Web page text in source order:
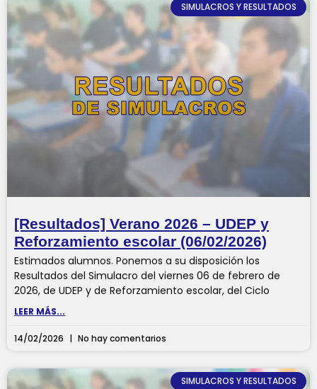
SIMULACROS Y RESULTADOS
[Resultados] Verano 2026 – UDEP y
Reforzamiento escolar (06/02/2026)
Estimados alumnos. Ponemos a su disposición los
Resultados del Simulacro del viernes 06 de febrero de
2026, de UDEP y de Reforzamiento escolar, del Ciclo
LEER MÁS...
14/02/2026 No hay comentarios
SIMULACROS Y RESULTADOS